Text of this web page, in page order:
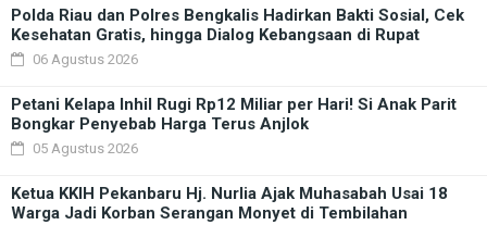
Polda Riau dan Polres Bengkalis Hadirkan Bakti Sosial, Cek
Kesehatan Gratis, hingga Dialog Kebangsaan di Rupat
06 Agustus 2026
Petani Kelapa Inhil Rugi Rp12 Miliar per Hari! Si Anak Parit
Bongkar Penyebab Harga Terus Anjlok
05 Agustus 2026
Ketua KKIH Pekanbaru Hj. Nurlia Ajak Muhasabah Usai 18
Warga Jadi Korban Serangan Monyet di Tembilahan